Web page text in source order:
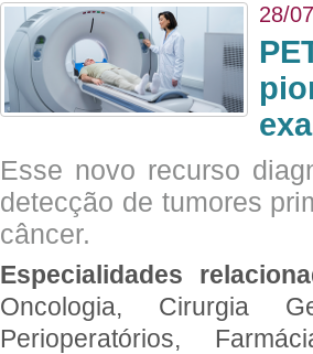
28/
Esse novo recurso
detecção de tumores
câncer.
Especialidades
Oncologia, Cirurgia
Perioperatórios,